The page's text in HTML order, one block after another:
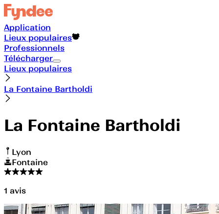
Application
Lieux populaires
Professionnels
Télécharger
Lieux populaires
La Fontaine Bartholdi
La Fontaine Bartholdi
Lyon
Fontaine
1 avis